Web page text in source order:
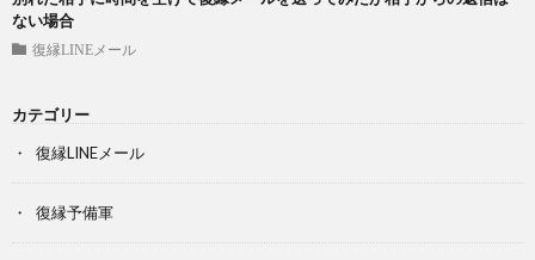
ない場合
復縁LINEメール
カテゴリー
復縁LINEメール
復縁予備軍